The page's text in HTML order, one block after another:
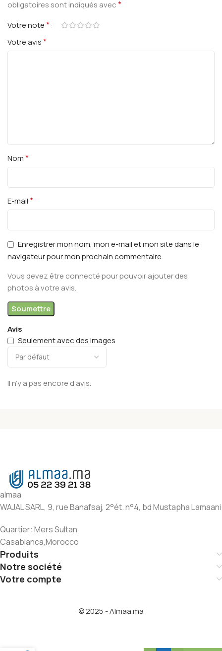
Avis
Seulement avec des images
Il n’y a pas encore d’avis.
obligatoires sont indiqués avec*
Votre note*
Votre avis*
Nom*
E-mail*
Enregistrer mon nom, mon e-mail et mon site dans le
navigateur pour mon prochain commentaire.
Vous devez être connecté pour pouvoir ajouter des
photos à votre avis.
almaa
WAJAL SARL, 9, rue Banafsaj, 2°ét. n°4, bd Mustapha Lamaani
Quartier: Mers Sultan
Casablanca,Morocco
Produits
Notre société
Votre compte
© 2025 - Almaa.ma